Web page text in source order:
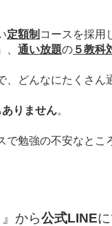
定額制 コースを採用
、 通い放題の ５教科
、どんなにたくさん
りません。
で勉強の不安なとこ
』から公式LINE